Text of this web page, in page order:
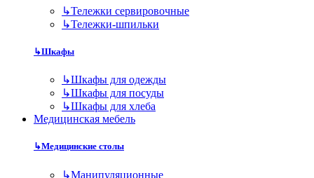
↳Тележки сервировочные
↳Тележки-шпильки
↳Шкафы
↳Шкафы для одежды
↳Шкафы для посуды
↳Шкафы для хлеба
Медицинская мебель
↳Медицинские столы
↳Манипуляционные